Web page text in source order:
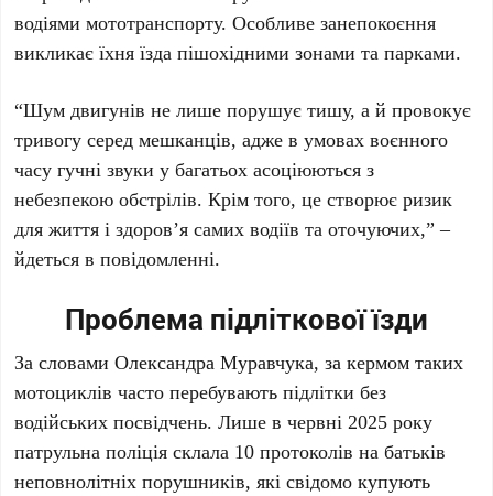
водіями мототранспорту. Особливе занепокоєння
викликає їхня їзда пішохідними зонами та парками.
“Шум двигунів не лише порушує тишу, а й провокує
тривогу серед мешканців, адже в умовах воєнного
часу гучні звуки у багатьох асоціюються з
небезпекою обстрілів. Крім того, це створює ризик
для життя і здоров’я самих водіїв та оточуючих,” –
йдеться в повідомленні.
Проблема підліткової їзди
За словами Олександра Муравчука, за кермом таких
мотоциклів часто перебувають підлітки без
водійських посвідчень. Лише в червні 2025 року
патрульна поліція склала 10 протоколів на батьків
неповнолітніх порушників, які свідомо купують